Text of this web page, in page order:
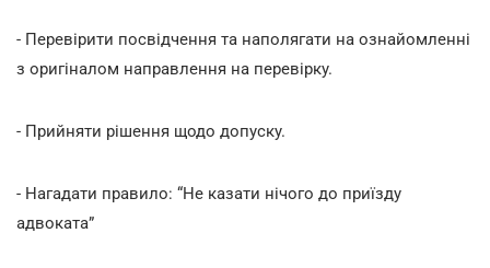
- Перевірити посвідчення та наполягати на ознайомленні
з оригіналом направлення на перевірку.
- Прийняти рішення щодо допуску.
- Нагадати правило: “Не казати нічого до приїзду
адвоката”